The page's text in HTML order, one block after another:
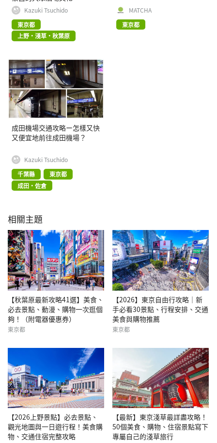
Kazuki Tsuchido
東京都
上野・淺草・秋葉原
MATCHA
東京都
成田機場交通攻略ー怎樣又快
又便宜地前往成田機場？
Kazuki Tsuchido
千葉縣
東京都
成田・佐倉
相關主題
【秋葉原最新攻略41選】美食、
必去景點、動漫、購物一次逛個
夠！（附電器優惠券）
東京都
【2026】東京自由行攻略｜新
手必看30景點、行程安排、交通
美食與購物推薦
東京都
【2026上野景點】必去景點、
觀光地圖與一日遊行程！美食購
物、交通住宿完整攻略
【最新】東京淺草最詳盡攻略！
50個美食、購物、住宿景點寫下
專屬自己的淺草旅行